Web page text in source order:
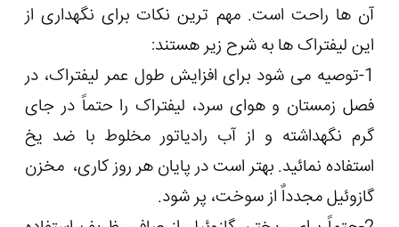
آن ها راحت است. مهم ترین نکات برای نگهداری از
این لیفتراک ها به شرح زیر هستند:
1-توصیه می شود برای افزایش طول عمر لیفتراک، در
فصل زمستان و هوای سرد، لیفتراک را حتماً در جای
گرم نگهداشته و از آب رادیاتور مخلوط با ضد یخ
استفاده نمائید. بهتر است در پایان هر روز کاری، مخزن
گازوئیل مجدداٌ از سوخت، پر شود.